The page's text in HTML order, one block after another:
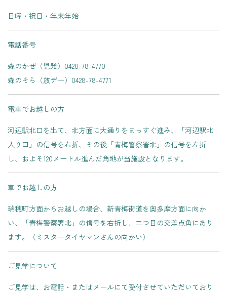
日曜・祝日・年末年始
電話番号
森のかぜ（児発）0428-78-4770
森のそら（放デー）0428-78-4771
電車でお越しの方
河辺駅北口を出て、北方面に大通りをまっすぐ進み、「河辺駅北
入り口」の信号を右折、その後「青梅警察署北」の信号を左折
し、およそ120メートル進んだ角地が当施設となります。
車でお越しの方
瑞穂町方面からお越しの場合、新青梅街道を奥多摩方面に向か
い、「青梅警察署北」の信号を右折し、二つ目の交差点角にあり
ます。（ミスタータイヤマンさんの向かい）
ご見学について
ご見学は、お電話・またはメールにて受付させていただいており